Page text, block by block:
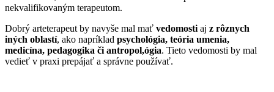
nekvalifikovaným terapeutom.
Dobrý arteterapeut by navyše mal mať vedomosti aj z rôznych
iných oblastí, ako napríklad psychológia, teória umenia,
medicína, pedagogika či antropol,ógia. Tieto vedomosti by mal
vedieť v praxi prepájať a správne používať.